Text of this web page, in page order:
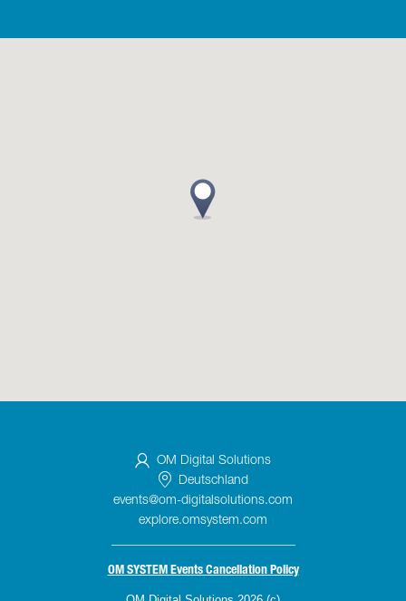
OM Digital Solutions
Deutschland
events@om-digitalsolutions.com
explore.omsystem.com
OM SYSTEM Events Cancellation Policy